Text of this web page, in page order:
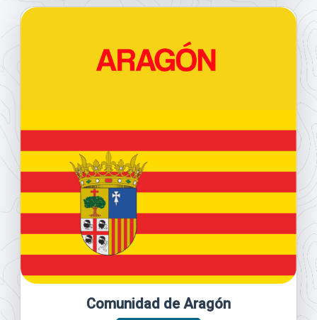
Comunidad de Aragón